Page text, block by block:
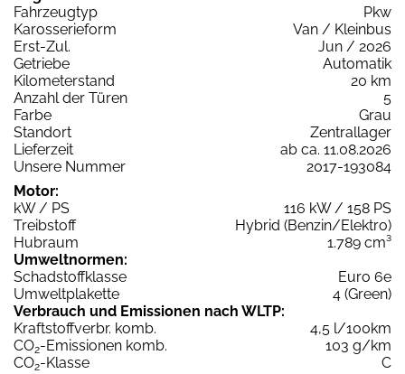
Fahrzeugtyp
Pkw
Karosserieform
Van / Kleinbus
Erst-Zul.
Jun / 2026
Getriebe
Automatik
Kilometerstand
20 km
Anzahl der Türen
5
Farbe
Grau
Standort
Zentrallager
Lieferzeit
ab ca. 11.08.2026
Unsere Nummer
2017-193084
Motor:
kW / PS
116 kW / 158 PS
Treibstoff
Hybrid (Benzin/Elektro)
Hubraum
1.789 cm³
Umweltnormen:
Schadstoffklasse
Euro 6e
Umweltplakette
4 (Green)
Verbrauch und Emissionen nach WLTP:
Kraftstoffverbr. komb.
4,5 l/100km
CO2-Emissionen komb.
103 g/km
CO2-Klasse
C